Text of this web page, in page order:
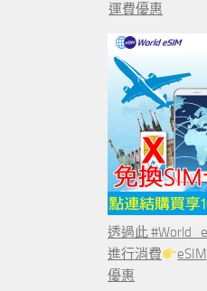
運費優惠
透過此
進行消費
優惠